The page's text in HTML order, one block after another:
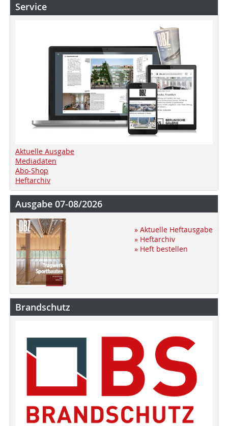
Service
Aktuelle Ausgabe
Mediadaten
Abo-Shop
Heftarchiv
Ausgabe 07-08/2026
» Aktuelle Heftausgabe
» Heftarchiv
» Heft bestellen
Brandschutz